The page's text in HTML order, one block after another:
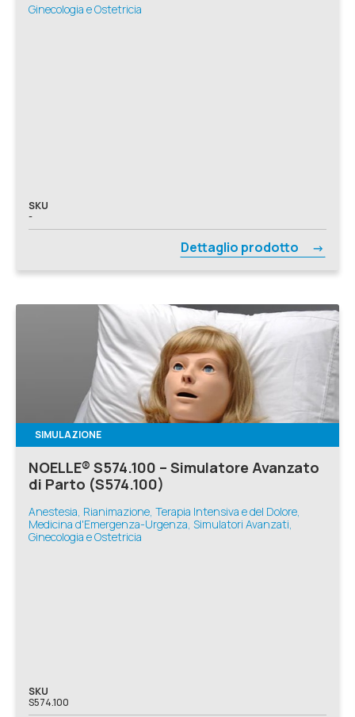
Ginecologia e Ostetricia
SKU
-
Dettaglio prodotto
SIMULAZIONE
NOELLE® S574.100 – Simulatore Avanzato
di Parto (S574.100)
Anestesia, Rianimazione, Terapia Intensiva e del Dolore,
Medicina d'Emergenza-Urgenza, Simulatori Avanzati,
Ginecologia e Ostetricia
SKU
S574.100